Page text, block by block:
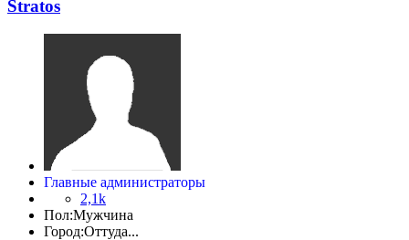
Stratos
Главные администраторы
2,1k
Пол:Мужчина
Город:Оттуда...